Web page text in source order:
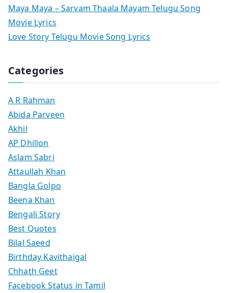
Maya Maya – Sarvam Thaala Mayam Telugu Song
Movie Lyrics
Love Story Telugu Movie Song Lyrics
Categories
A R Rahman
Abida Parveen
Akhil
AP Dhillon
Aslam Sabri
Attaullah Khan
Bangla Golpo
Beena Khan
Bengali Story
Best Quotes
Bilal Saeed
Birthday Kavithaigal
Chhath Geet
Facebook Status in Tamil